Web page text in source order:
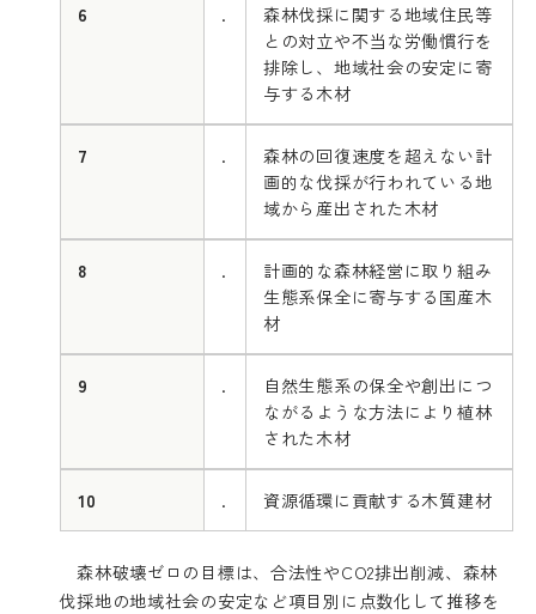
6 .
森林伐採に関する地域住民等
との対立や不当な労働慣行を
排除し、地域社会の安定に寄
与する木材
7 .
森林の回復速度を超えない計
画的な伐採が行われている地
域から産出された木材
8 .
計画的な森林経営に取り組み
生態系保全に寄与する国産木
材
9 .
自然生態系の保全や創出につ
ながるような方法により植林
された木材
10 . 資源循環に貢献する木質建材
森林破壊ゼロの目標は、合法性やCO2排出削減、森林
伐採地の地域社会の安定など項目別に点数化して推移を